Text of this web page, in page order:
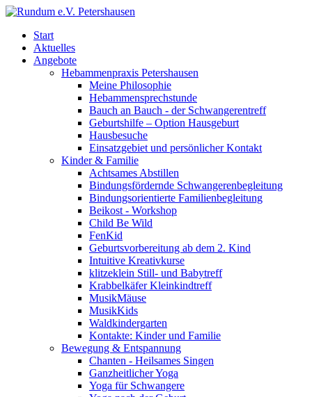
Start
Aktuelles
Angebote
Hebammenpraxis Petershausen
Meine Philosophie
Hebammensprechstunde
Bauch an Bauch - der Schwangerentreff
Geburtshilfe – Option Hausgeburt
Hausbesuche
Einsatzgebiet und persönlicher Kontakt
Kinder & Familie
Achtsames Abstillen
Bindungsfördernde Schwangerenbegleitung
Bindungsorientierte Familienbegleitung
Beikost - Workshop
Child Be Wild
FenKid
Geburtsvorbereitung ab dem 2. Kind
Intuitive Kreativkurse
klitzeklein Still- und Babytreff
Krabbelkäfer Kleinkindtreff
MusikMäuse
MusikKids
Waldkindergarten
Kontakte: Kinder und Familie
Bewegung & Entspannung
Chanten - Heilsames Singen
Ganzheitlicher Yoga
Yoga für Schwangere